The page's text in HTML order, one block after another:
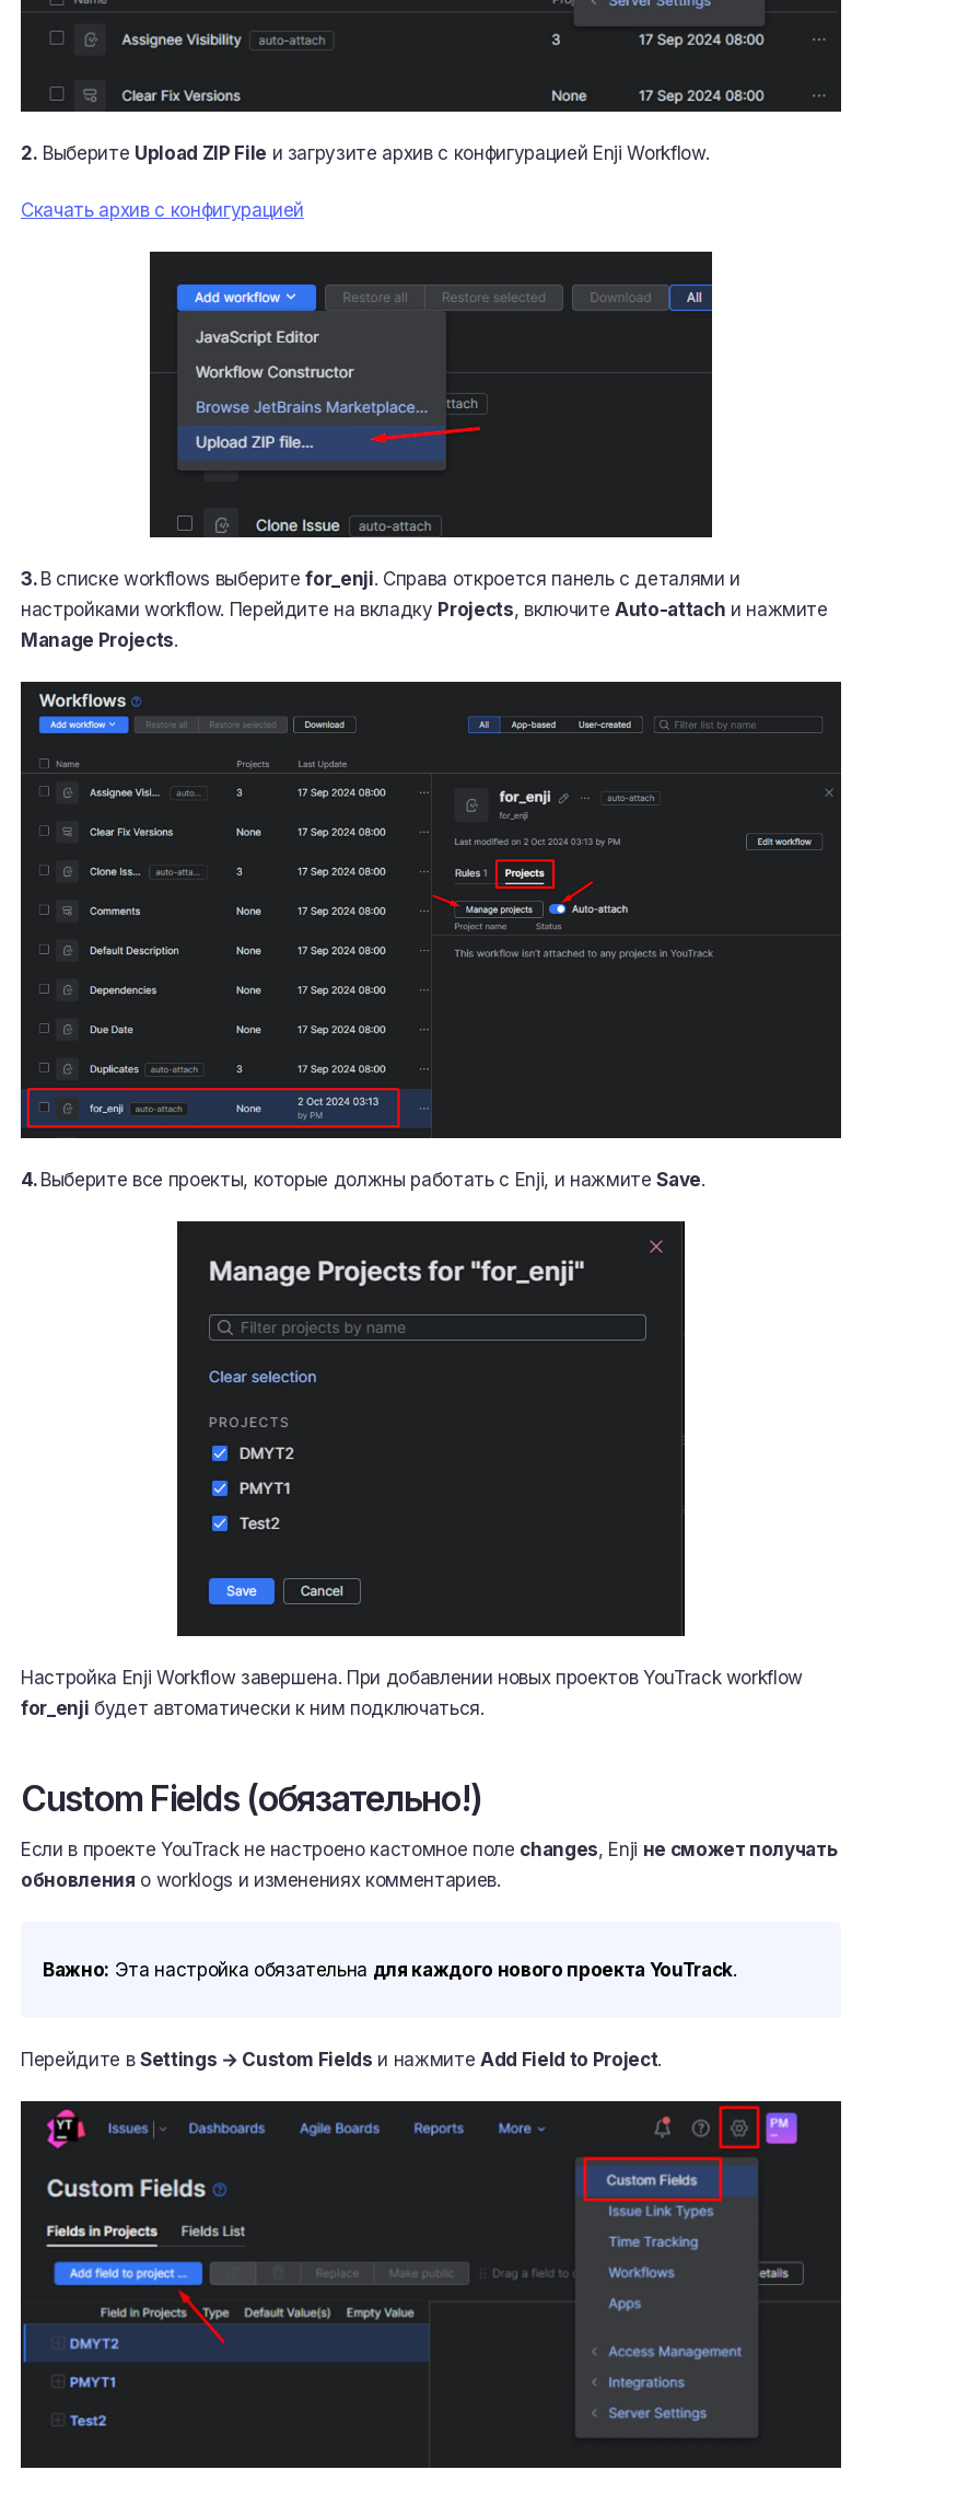
2. Выберите Upload ZIP File и загрузите архив с конфигурацией Enji Workflow.
Скачать архив с конфигурацией
3. В списке workflows выберитеfor_enji. Справа откроется панель с деталями и
настройками workflow. Перейдите на вкладку Projects, включите Auto-attach и нажмите
Manage Projects.
4. Выберите все проекты, которые должны работать с Enji, и нажмитеSave.
Настройка Enji Workflow завершена. При добавлении новых проектов YouTrack workflow
for_enji будет автоматически к ним подключаться.
Custom Fields (обязательно!)
Если в проекте YouTrack не настроено кастомное поле changes, Enji не сможет получать
обновления о worklogs и изменениях комментариев.
Важно: Эта настройка обязательна для каждого нового проекта YouTrack.
Перейдите в Settings → Custom Fields и нажмитеAdd Field to Project.